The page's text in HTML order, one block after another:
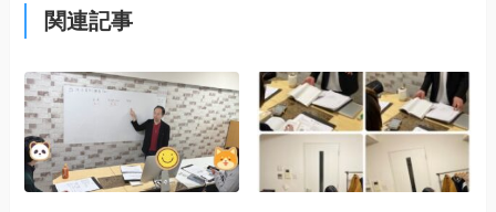
関連記事